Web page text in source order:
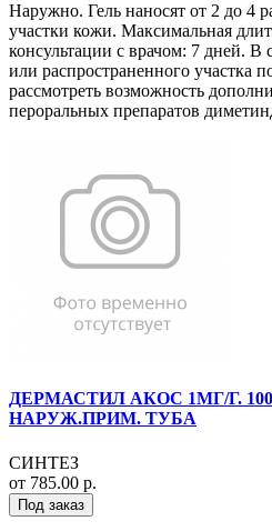
Наружно. Гель наносят от 2 до 4
участки кожи. Максимальная
консультации с врачом: 7 дней. В
или распространенного участка
рассмотреть возможность
пероральных препаратов
ДЕРМАСТИЛ АКОС 1МГ/Г.
НАРУЖ.ПРИМ. ТУБА
СИНТЕЗ
от 785.00 р.
Под заказ